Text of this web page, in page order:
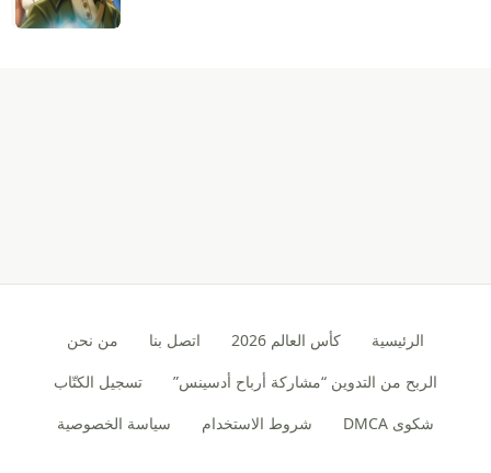
الرئيسية كأس العالم 2026 اتصل بنا
من نحن
الربح من التدوين “مشاركة أرباح أدسينس”
تسجيل الكتّاب
شكوى DMCA
شروط الاستخدام سياسة الخصوصية